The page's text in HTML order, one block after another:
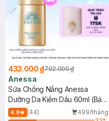
432.000 ₫702.000 ₫
Anessa
Sữa Chống Nắng Anessa
Dưỡng Da Kiềm Dầu 60ml (Bản
Mới)
4.9 (44)
499/tháng